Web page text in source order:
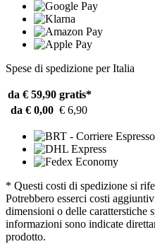
Spese di spedizione per Italia
da € 59,90 gratis*
da € 0,00 € 6,90
* Questi costi di spedizione si
Potrebbero esserci costi
dimensioni o delle caratterstiche
informazioni sono indicate
prodotto.